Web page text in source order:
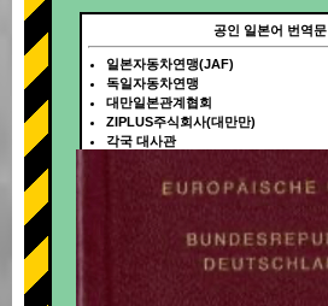
+
공인 일본어 번역문
일본자동차연맹(JAF)
독일자동차연맹
대만일본관계협회
ZIPLUS주식회사(대만만)
각국 대사관